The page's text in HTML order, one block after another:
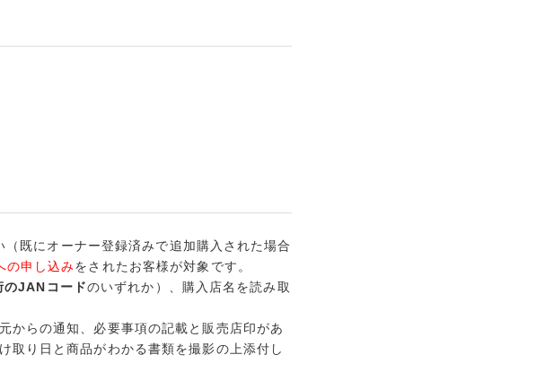
既にオーナー登録済みで追加購入された場合
の申し込みをされたお客様が対象です。
JANコードのいずれか）、購入店名を読み取
からの通知、必要事項の記載と販売店印があ
取り日と商品がわかる書類を撮影の上添付し